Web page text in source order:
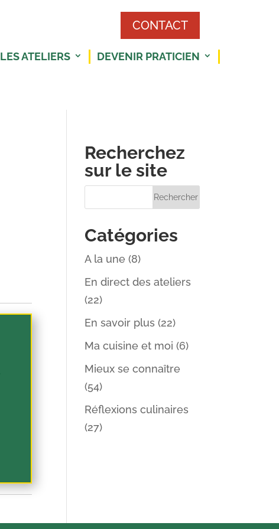
CONTACT
LES ATELIERS
DEVENIR PRATICIEN
Recherchez
sur le site
Catégories
A la une (8)
En direct des ateliers
(22)
En savoir plus (22)
Ma cuisine et moi (6)
Mieux se connaître
(54)
Réflexions culinaires
(27)